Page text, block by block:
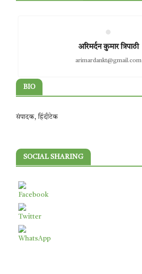
अरिमर्दन कुमार त्रिपाठी
arimardankt@gmail.com
BIO
संपादक, हिंदीटेक
SOCIAL SHARING